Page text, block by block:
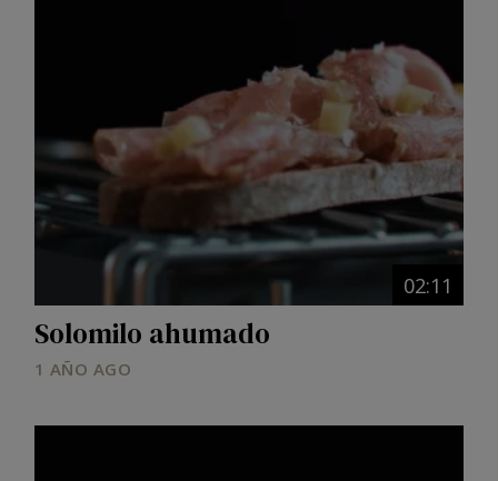
02:11
Solomilo ahumado
1 AÑO AGO